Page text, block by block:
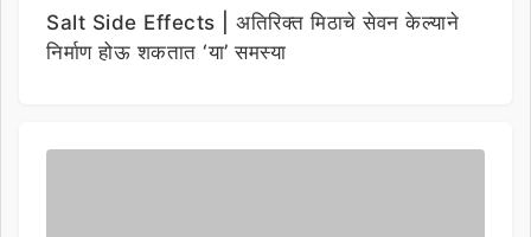
Salt Side Effects | अतिरिक्त मिठाचे सेवन केल्याने
निर्माण होऊ शकतात ‘या’ समस्या